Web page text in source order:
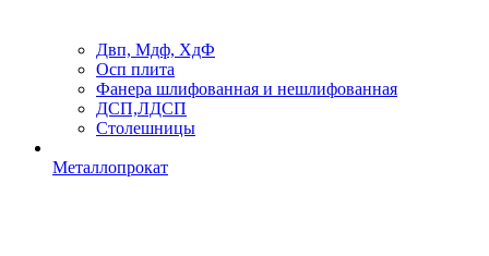
Двп, Мдф, ХдФ
Осп плита
Фанера шлифованная и нешлифованная
ДСП,ЛДСП
Столешницы
Металлопрокат